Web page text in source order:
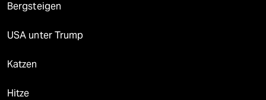
Bergsteigen
USA unter Trump
Katzen
Hitze